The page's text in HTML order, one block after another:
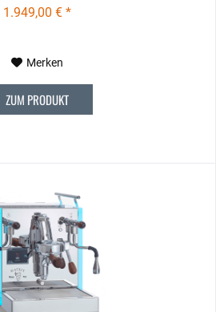
1.949,00 € *
Merken
ZUM PRODUKT